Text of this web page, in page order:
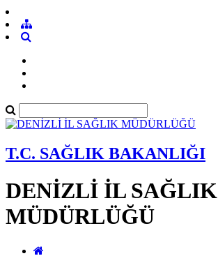
T.C. SAĞLIK BAKANLIĞI
DENİZLİ İL SAĞLIK
MÜDÜRLÜĞÜ